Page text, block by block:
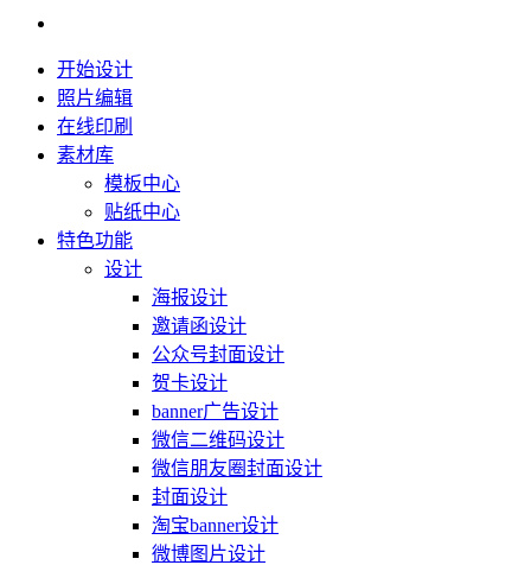
开始设计
照片编辑
在线印刷
素材库
模板中心
贴纸中心
特色功能
设计
海报设计
邀请函设计
公众号封面设计
贺卡设计
banner广告设计
微信二维码设计
微信朋友圈封面设计
封面设计
淘宝banner设计
微博图片设计